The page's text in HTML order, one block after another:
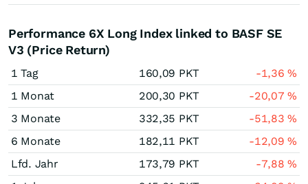
Performance 6X Long Index linked to BASF SE
V3 (Price Return)
1 Tag 160,09 PKT -1,36%
1 Monat
200,30 PKT -20,07%
3 Monate
332,35 PKT -51,83%
6 Monate
182,11 PKT -12,09%
Lfd. Jahr
173,79 PKT -7,88%